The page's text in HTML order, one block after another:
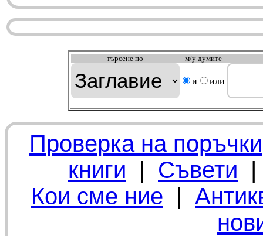
търсeне по м/у думите
и или
Проверка на поръчки
книги | Съвети
Кои сме ние |